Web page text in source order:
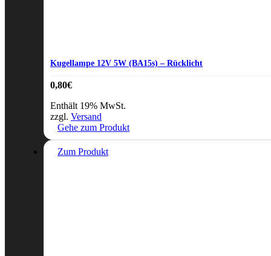
Kugellampe 12V 5W (BA15s) – Rücklicht
0,80€
Enthält 19% MwSt.
zzgl. Versand
Gehe zum Produkt
Zum Produkt